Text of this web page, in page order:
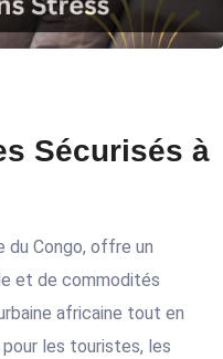
Sécurisés à
du Congo, offre un
et de commodités
africaine tout en
les touristes, les